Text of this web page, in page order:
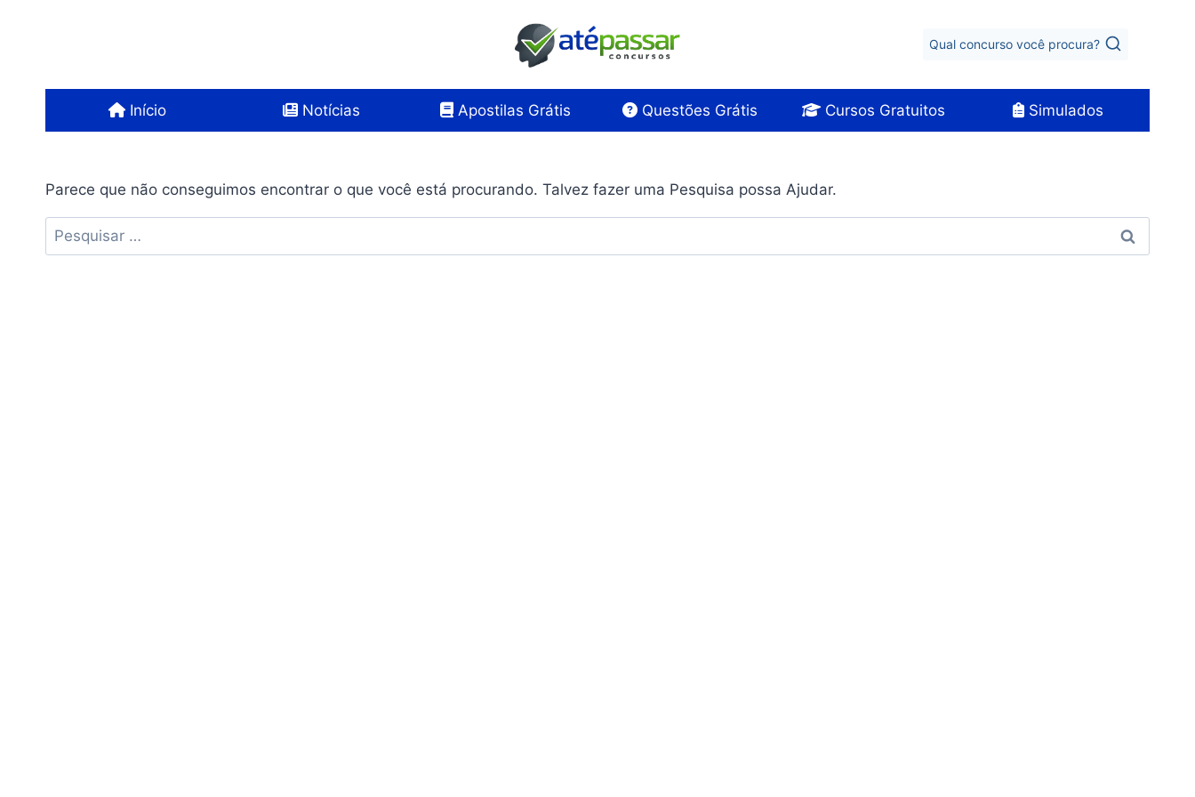
Qual concurso você procura?
Início Notícias Apostilas Grátis Questões Grátis Cursos Gratuitos Simulados
Parece que não conseguimos encontrar o que você está procurando. Talvez fazer uma Pesquisa possa Ajudar.
Pesquisar
por: